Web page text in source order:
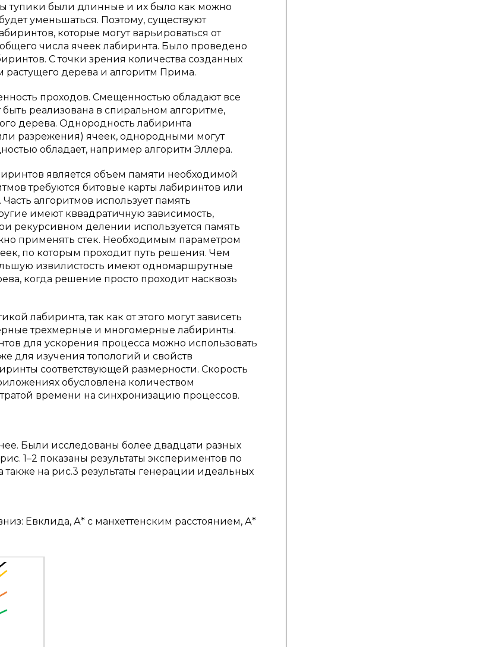
тупики были длинные и их было как можно
уменьшаться. Поэтому, существуют
которые могут варьироваться от
числа ячеек лабиринта. Было проведено
С точки зрения количества созданных
дерева и алгоритм Прима.
проходов. Смещенностью обладают все
реализована в спиральном алгоритме,
дерева. Однородность лабиринта
разрежения) ячеек, однородными могут
обладает, например алгоритм Эллера.
является объем памяти необходимой
требуются битовые карты лабиринтов или
алгоритмов использует память
имеют кввадратичную зависимость,
рекурсивном делении используется память
применять стек. Необходимым параметром
по которым проходит путь решения. Чем
извилистость имеют одномаршрутные
когда решение просто проходит насквозь
лабиринта, так как от этого могут зависеть
трехмерные и многомерные лабиринты.
для ускорения процесса можно использовать
для изучения топологий и свойств
соответствующей размерности. Скорость
обусловлена количеством
времени на синхронизацию процессов.
Были исследованы более двадцати разных
1–2 показаны результаты экспериментов по
на рис.3 результаты генерации идеальных
Евклида, А* с манхеттенским расстоянием, А*